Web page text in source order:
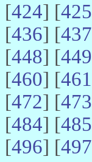
[424] [425
[436] [437
[448] [449
[460] [461
[472] [473
[484] [485
[496] [497